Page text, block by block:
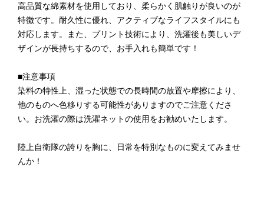
高品質な綿素材を使用しており、柔らかく肌触りが良いのが
特徴です。耐久性に優れ、アクティブなライフスタイルにも
対応します。また、プリント技術により、洗濯後も美しいデ
ザインが長持ちするので、お手入れも簡単です！
■注意事項
染料の特性上、湿った状態での長時間の放置や摩擦により、
他のものへ色移りする可能性がありますのでご注意くださ
い。お洗濯の際は洗濯ネットの使用をお勧めいたします。
陸上自衛隊の誇りを胸に、日常を特別なものに変えてみませ
んか！